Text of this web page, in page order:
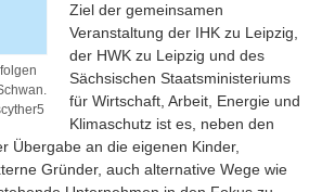
Ziel der gemeinsamen
Veranstaltung der IHK zu Leipzig,
der HWK zu Leipzig und des
Sächsischen Staatsministeriums
für Wirtschaft, Arbeit, Energie und
Klimaschutz ist es, neben den
Übergabe an die eigenen Kinder,
Gründer, auch alternative Wege wie